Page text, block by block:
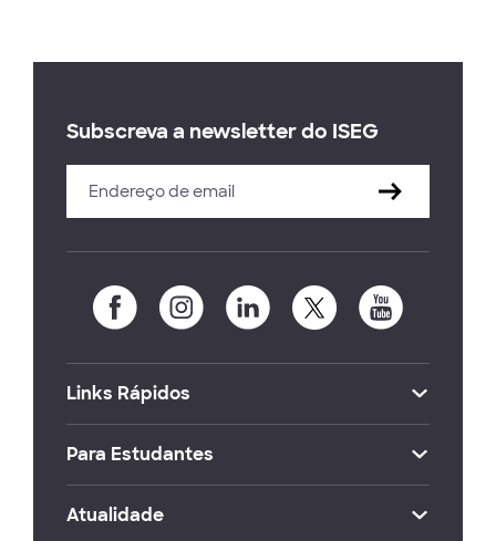
Subscreva a newsletter do ISEG
Links Rápidos
Para Estudantes
Atualidade